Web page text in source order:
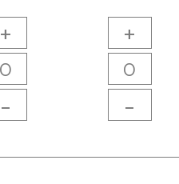
+
-
+
-